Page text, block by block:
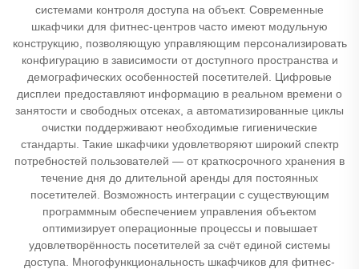
системами контроля доступа на объект. Современные
шкафчики для фитнес-центров часто имеют модульную
конструкцию, позволяющую управляющим персонализировать
конфигурацию в зависимости от доступного пространства и
демографических особенностей посетителей. Цифровые
дисплеи предоставляют информацию в реальном времени о
занятости и свободных отсеках, а автоматизированные циклы
очистки поддерживают необходимые гигиенические
стандарты. Такие шкафчики удовлетворяют широкий спектр
потребностей пользователей — от краткосрочного хранения в
течение дня до длительной аренды для постоянных
посетителей. Возможность интеграции с существующим
программным обеспечением управления объектом
оптимизирует операционные процессы и повышает
удовлетворённость посетителей за счёт единой системы
доступа. Многофункциональность шкафчиков для фитнес-